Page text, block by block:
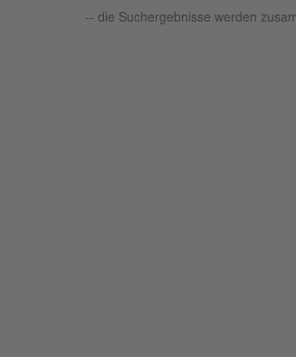
-- die Suchergebnisse werden